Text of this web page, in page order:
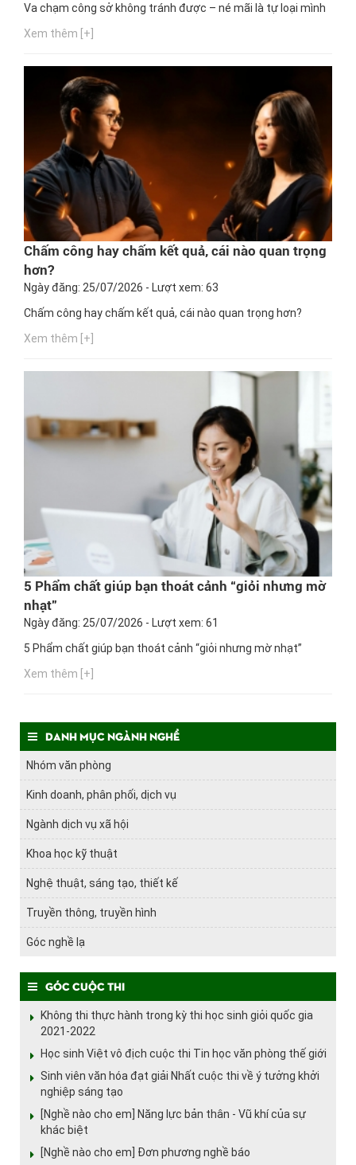
Va chạm công sở không tránh được – né mãi là tự loại mình
Xem thêm [+]
Chấm công hay chấm kết quả, cái nào quan trọng
hơn?
Ngày đăng: 25/07/2026 - Lượt xem: 63
Chấm công hay chấm kết quả, cái nào quan trọng hơn?
Xem thêm [+]
5 Phẩm chất giúp bạn thoát cảnh “giỏi nhưng mờ
nhạt”
Ngày đăng: 25/07/2026 - Lượt xem: 61
5 Phẩm chất giúp bạn thoát cảnh “giỏi nhưng mờ nhạt”
Xem thêm [+]
Danh mục ngành nghề
Nhóm văn phòng
Kinh doanh, phân phối, dịch vụ
Ngành dịch vụ xã hội
Khoa học kỹ thuật
Nghệ thuật, sáng tạo, thiết kế
Truyền thông, truyền hình
Góc nghề lạ
Góc cuộc thi
Không thi thực hành trong kỳ thi học sinh giỏi quốc gia
2021-2022
Học sinh Việt vô địch cuộc thi Tin học văn phòng thế giới
Sinh viên văn hóa đạt giải Nhất cuộc thi về ý tưởng khởi
nghiệp sáng tạo
[Nghề nào cho em] Năng lực bản thân - Vũ khí của sự
khác biệt
[Nghề nào cho em] Đơn phương nghề báo